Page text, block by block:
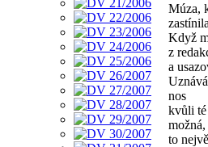
Múza,
Když
z
a
nos
kvůli
to